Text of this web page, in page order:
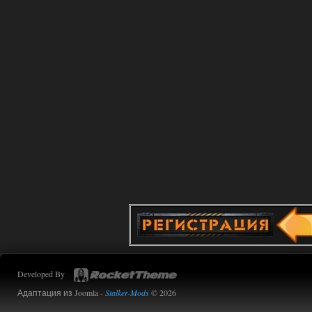
14:16
Stalker-Mods-Clan-su
Доступно только для пользователей
Developed By
Адаптация из Joomla -Stalker-Mods© 2026